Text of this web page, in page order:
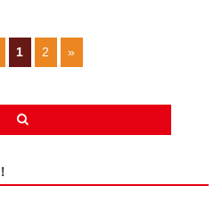
1 2 »